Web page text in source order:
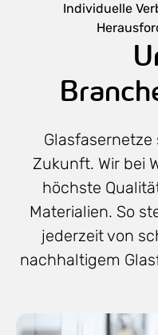
Individuelle
Zukunft. Wir bei
höchste
Materialien. So
jederzeit von
nachhaltigem